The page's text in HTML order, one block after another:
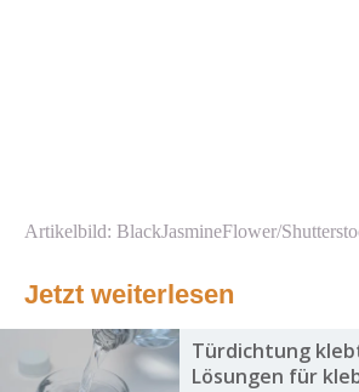
Artikelbild: BlackJasmineFlower/
Jetzt weiterlesen
Türdichtung
Lösungen für